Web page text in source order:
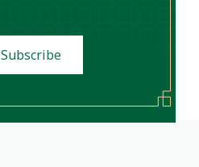
Subscribe